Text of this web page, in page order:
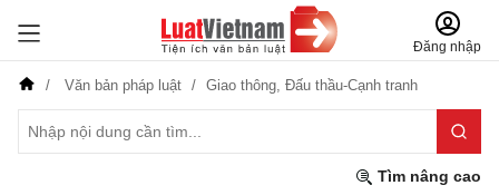
Đăng nhập
Văn bản pháp luật Giao thông, Đấu thầu-Cạnh tranh
Tìm nâng cao